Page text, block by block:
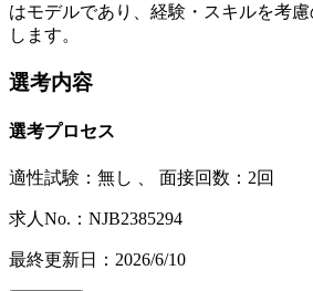
はモデルであり、経験・スキルを考
します。
選考内容
選考プロセス
適性試験： 無し 面接回数：2回
求人No.：NJB2385294
最終更新日：2026/6/10